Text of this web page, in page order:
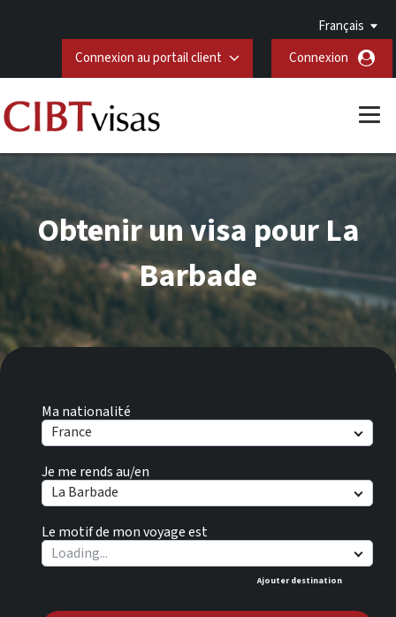
Français
Connexion au portail client
Connexion
Ma nationalité
France
Je me rends au/en
La Barbade
Le motif de mon voyage est
Ajouter destination
Obtenir un visa pour La
Barbade